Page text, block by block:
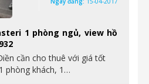
1 phòng ngủ, view hồ
cần cho thuê với giá tốt
phòng khách, 1…